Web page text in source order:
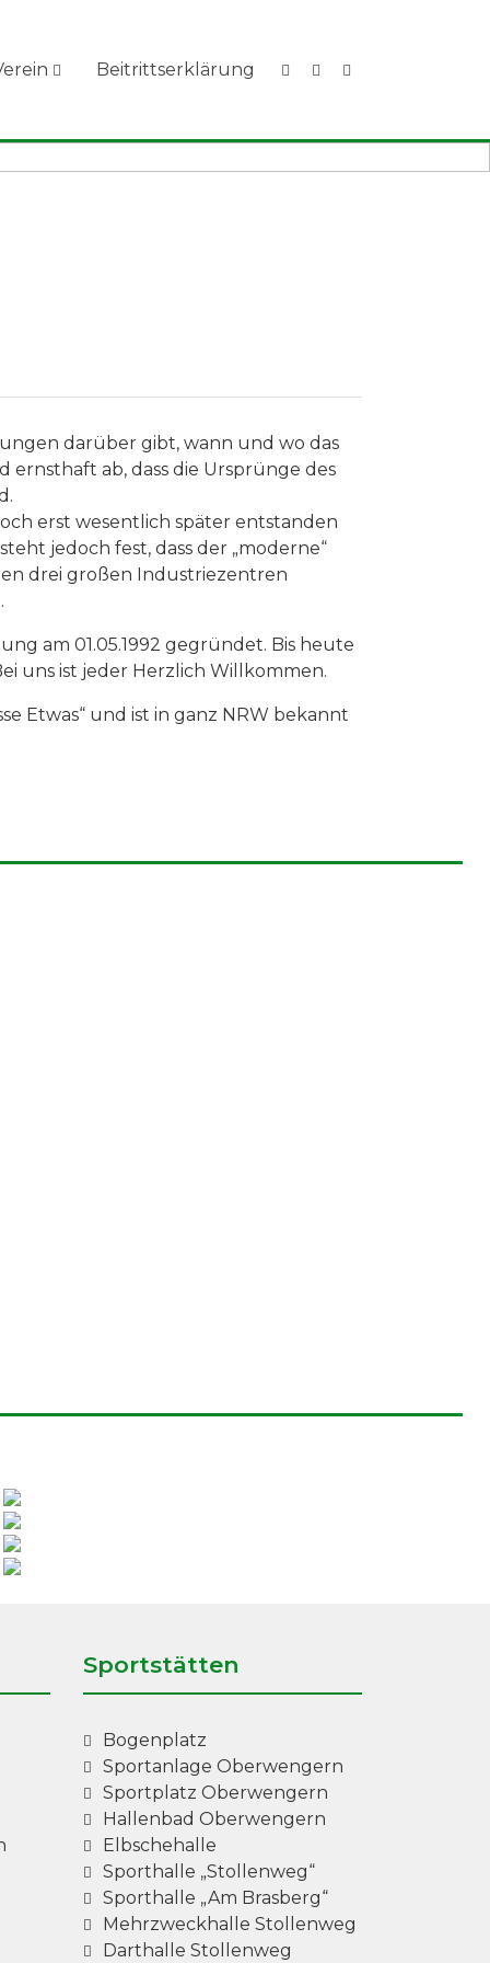
Beitrittserklärung
darüber gibt, wann und wo das
ab, dass die Ursprünge des
erst wesentlich später entstanden
jedoch fest, dass der „moderne“
drei großen Industriezentren
am 01.05.1992 gegründet. Bis heute
uns ist jeder Herzlich Willkommen.
Etwas“ und ist in ganz NRW bekannt
Sportstätten
Bogenplatz
Sportanlage Oberwengern
Sportplatz Oberwengern
Hallenbad Oberwengern
Elbschehalle
Sporthalle „Stollenweg“
Sporthalle „Am Brasberg“
Mehrzweckhalle Stollenweg
Darthalle Stollenweg